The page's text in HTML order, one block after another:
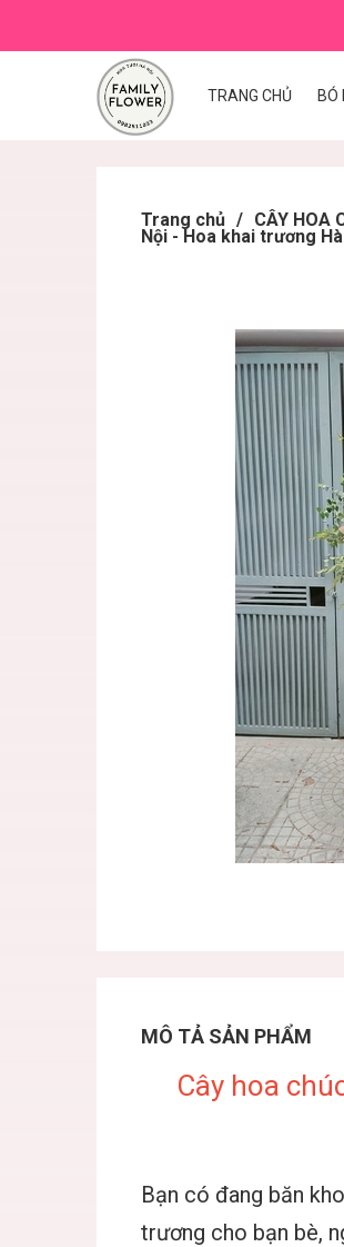
TRANG CHỦ BÓ
Trang chủ / CÂY HOA
Nội - Hoa khai trương
MÔ TẢ SẢN PHẨM
Cây hoa
Bạn có đang băn
trương cho bạn bè,